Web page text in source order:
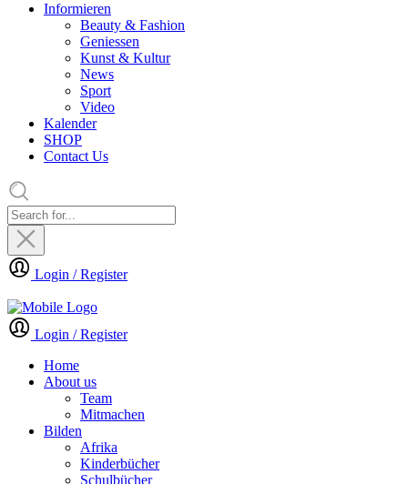
Informieren
Beauty & Fashion
Geniessen
Kunst & Kultur
News
Sport
Video
Kalender
SHOP
Contact Us
Login / Register
Login / Register
Home
About us
Team
Mitmachen
Bilden
Afrika
Kinderbücher
Schulbücher